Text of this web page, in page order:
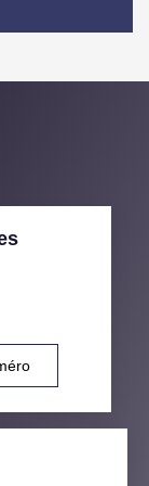
SANS